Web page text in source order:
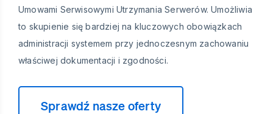
Umowami Serwisowymi Utrzymania Serwerów. Umożliwia
to skupienie się bardziej na kluczowych obowiązkach
administracji systemem przy jednoczesnym zachowaniu
właściwej dokumentacji i zgodności.
Sprawdź nasze oferty